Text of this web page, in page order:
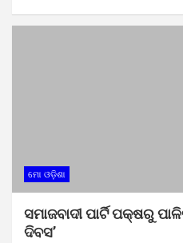
ମୋ ଓଡ଼ିଶା
ସମାଜବାଦୀ ପାର୍ଟି ପକ୍ଷରୁ
ଦିବସ’